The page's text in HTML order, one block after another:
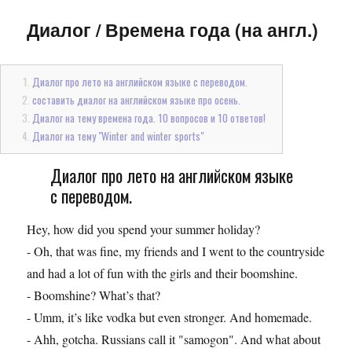
Диалог/Времена года (на англ.)
Диалог про лето на английском языке с переводом.
составить диалог на английском языке про осень.
Диалог на тему времена года. 10 вопросов и 10 ответов!
Диалог на тему "Winter and winter sports"
Диалог про лето на английском языке
с переводом.
Hey, how did you spend your summer holiday?
- Oh, that was fine, my friends and I went to the countryside
and had a lot of fun with the girls and their boomshine.
- Boomshine? What’s that?
- Umm, it’s like vodka but even stronger. And homemade.
- Ahh, gotcha. Russians call it "samogon". And what about